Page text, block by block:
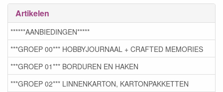
Artikelen
******AANBIEDINGEN*****
***GROEP 00*** HOBBYJOURNAAL + CRAFTED MEMORIES
***GROEP 01*** BORDUREN EN HAKEN
***GROEP 02*** LINNENKARTON, KARTONPAKKETTEN